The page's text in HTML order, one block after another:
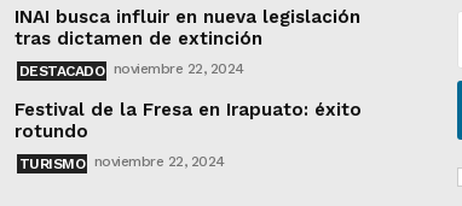
INAI busca influir en nueva legislación
tras dictamen de extinción
DESTACADO noviembre 22, 2024
Festival de la Fresa en Irapuato: éxito
rotundo
TURISMO noviembre 22, 2024